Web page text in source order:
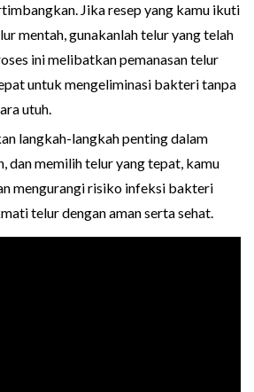
Jika resep yang kamu ikuti
mentah, gunakanlah telur yang telah
ini melibatkan pemanasan telur
untuk mengeliminasi bakteri tanpa
utuh.
langkah-langkah penting dalam
dan memilih telur yang tepat, kamu
mengurangi risiko infeksi bakteri
telur dengan aman serta sehat.